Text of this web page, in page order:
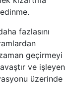
fazlasını
geçirmeyi
ve işleyen
üzerinde